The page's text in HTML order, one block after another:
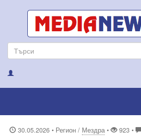
30.05.2026 • Регион / Мездра • 923 •